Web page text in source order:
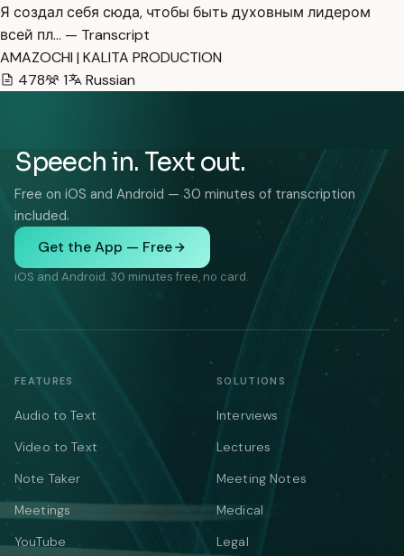
Я создал себя сюда, чтобы быть духовным лидером
всей пл… — Transcript
AMAZOCHI | KALITA PRODUCTION
478
1 Russian
Speech in. Text out.
Free on iOS and Android — 30 minutes of transcription
included.
Get the App — Free
iOS and Android. 30 minutes free, no card.
FEATURES
Audio to Text
Video to Text
Note Taker
Meetings
YouTube
SOLUTIONS
Interviews
Lectures
Meeting Notes
Medical
Legal